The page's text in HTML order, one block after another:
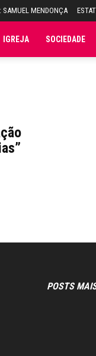
SAMUEL MENDONÇA
IGREJA SOCIEDADE
POSTS